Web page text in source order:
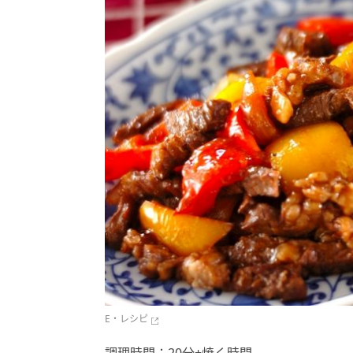
E・レシピ